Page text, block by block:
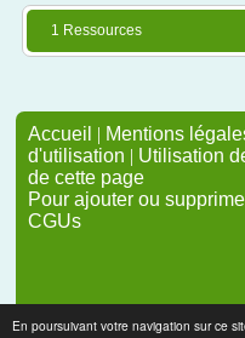
En poursuivant votre navigation sur ce
1 Ressources
Accueil | Mentions
d'utilisation | Utilisation
de cette page
Pour ajouter ou
CGUs